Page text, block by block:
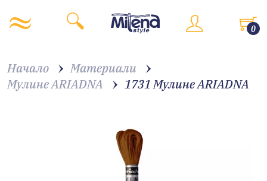
0
Начало
Материали
Мулине ARIADNA
1731 Мулине АRIADNA